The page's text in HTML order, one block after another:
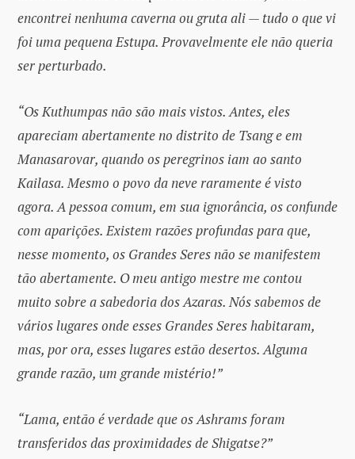
encontrei nenhuma caverna ou gruta ali — tudo o que vi
foi uma pequena Estupa. Provavelmente ele não queria
ser perturbado.
“Os Kuthumpas não são mais vistos. Antes, eles
apareciam abertamente no distrito de Tsang e em
Manasarovar, quando os peregrinos iam ao santo
Kailasa. Mesmo o povo da neve raramente é visto
agora. A pessoa comum, em sua ignorância, os confunde
com aparições. Existem razões profundas para que,
nesse momento, os Grandes Seres não se manifestem
tão abertamente. O meu antigo mestre me contou
muito sobre a sabedoria dos Azaras. Nós sabemos de
vários lugares onde esses Grandes Seres habitaram,
mas, por ora, esses lugares estão desertos. Alguma
grande razão, um grande mistério!”
“Lama, então é verdade que os Ashrams foram
transferidos das proximidades de Shigatse?”